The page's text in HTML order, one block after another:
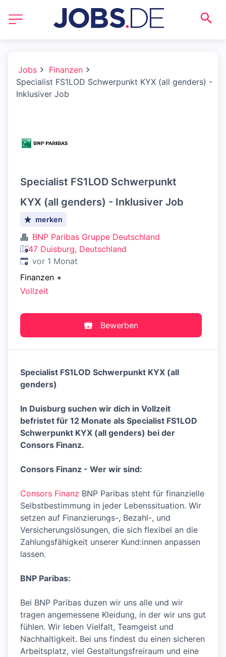
Jobs
Finanzen
Specialist FS1LOD Schwerpunkt KYX (all genders) -
Inklusiver Job
Specialist FS1LOD Schwerpunkt
KYX (all genders) - Inklusiver Job
merken
BNP Paribas Gruppe Deutschland
47 Duisburg, Deutschland
Veröffentlicht:
vor 1 Monat
Finanzen +
Vollzeit
Bewerben
Specialist FS1LOD Schwerpunkt KYX (all
genders)
In Duisburg suchen wir dich in Vollzeit
befristet für 12 Monate als Specialist FS1LOD
Schwerpunkt KYX (all genders) bei der
Consors Finanz.
Consors Finanz - Wer wir sind:
Consors Finanz BNP Paribas steht für finanzielle
Selbstbestimmung in jeder Lebenssituation. Wir
setzen auf Finanzierungs-, Bezahl-, und
Versicherungslösungen, die sich flexibel an die
Zahlungsfähigkeit unserer Kund:innen anpassen
lassen.
BNP Paribas:
Bei BNP Paribas duzen wir uns alle und wir
tragen angemessene Kleidung, in der wir uns gut
fühlen. Wir leben Vielfalt, Teamgeist und
Nachhaltigkeit. Bei uns findest du einen sicheren
Arbeitsplatz, viel Gestaltungsfreiraum und eine